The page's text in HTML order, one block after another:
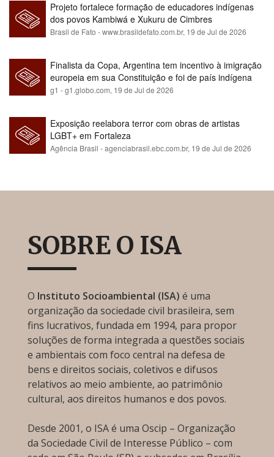
Projeto fortalece formação de educadores indígenas
dos povos Kambiwá e Xukuru de Cimbres
Brasil de Fato - www.brasildefato.com.br, 19 de Jul de 2026
Finalista da Copa, Argentina tem incentivo à imigração
europeia em sua Constituição e foi de país indígena
para maioria branca
g1 - g1.globo.com, 19 de Jul de 2026
Exposição reelabora terror com obras de artistas
LGBT+ em Fortaleza
Agência Brasil - agenciabrasil.ebc.com.br, 19 de Jul de 2026
SOBRE O ISA
O Instituto Socioambiental (ISA) é uma
organização da sociedade civil brasileira, sem
fins lucrativos, fundada em 1994, para propor
soluções de forma integrada a questões sociais
e ambientais com foco central na defesa de
bens e direitos sociais, coletivos e difusos
relativos ao meio ambiente, ao patrimônio
cultural, aos direitos humanos e dos povos.
Desde 2001, o ISA é uma Oscip – Organização
da Sociedade Civil de Interesse Público – com